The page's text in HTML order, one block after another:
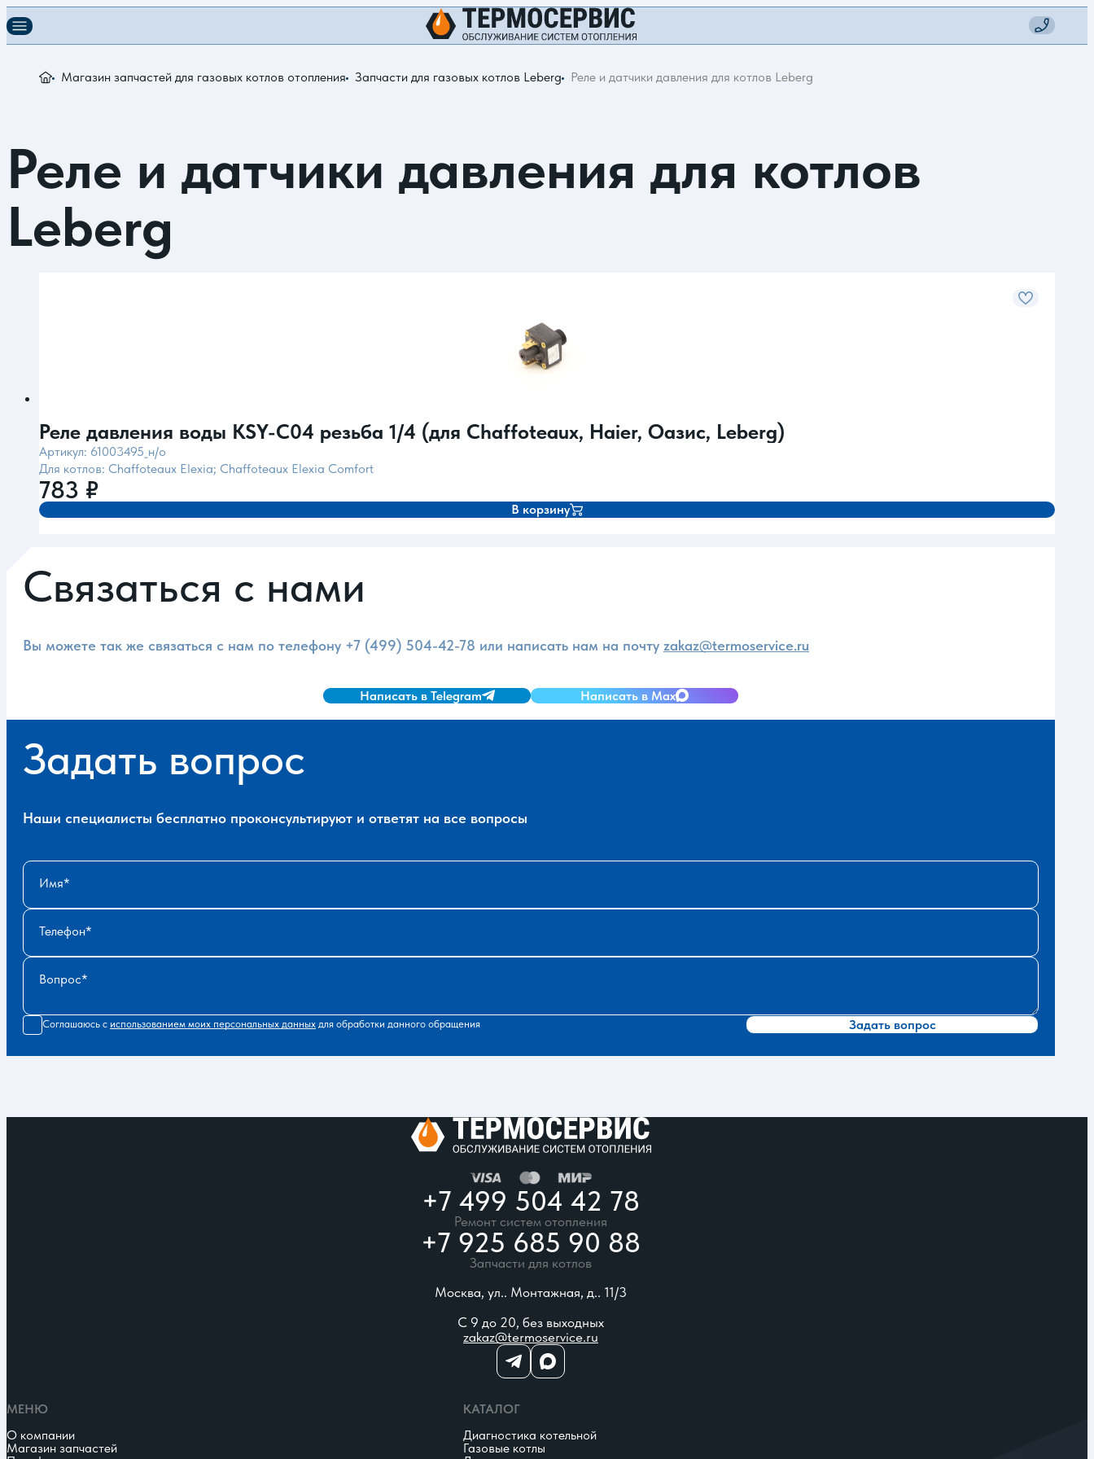
Магазин запчастей для газовых котлов отопления Запчасти для газовых котлов Leberg Реле и датчики давления для котлов Leberg
Реле и датчики давления для котлов
Leberg
Реле давления воды KSY-C04 резьба 1/4 (для Chaffoteaux, Haier, Оазис, Leberg)
Артикул: 61003495_н/о
Для котлов: Chaffoteaux Elexia; Chaffoteaux Elexia Comfort
783 ₽
В корзину
Связаться с нами
Вы можете так же связаться с нам по телефону +7 (499) 504-42-78 или написать нам на почту zakaz@termoservice.ru
Написать в Telegram Написать в Max
Задать вопрос
Наши специалисты бесплатно проконсультируют и ответят на все вопросы
Имя
Телефон
Вопрос
Соглашаюсь с использованием моих персональных данных для обработки данного обращения Задать вопрос
+7 499 504 42 78
Ремонт систем отопления
+7 925 685 90 88
Запчасти для котлов
Москва, ул.. Монтажная, д.. 11/3
С 9 до 20, без выходных
zakaz@termoservice.ru
МЕНЮ
О компании
Магазин запчастей
КАТАЛОГ
Диагностика котельной
Газовые котлы